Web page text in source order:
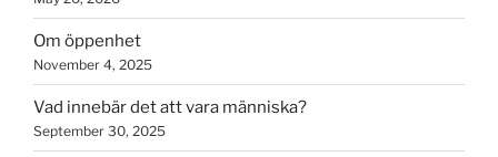
Om öppenhet
November 4, 2025
Vad innebär det att vara människa?
September 30, 2025